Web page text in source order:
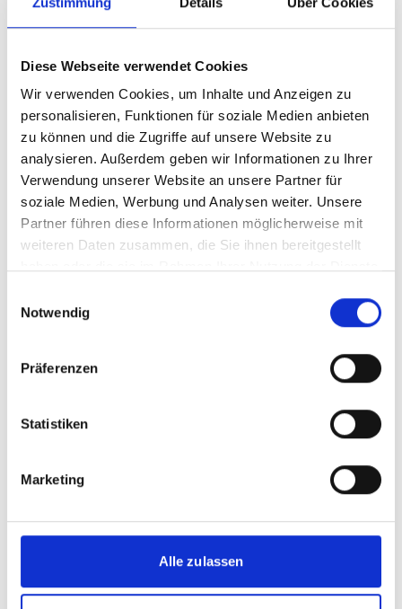
Diese Webseite verwendet Cookies
Wir verwenden Cookies, um Inhalte und Anzeigen zu
personalisieren, Funktionen für soziale Medien anbieten
zu können und die Zugriffe auf unsere Website zu
analysieren. Außerdem geben wir Informationen zu Ihrer
Verwendung unserer Website an unsere Partner für
soziale Medien, Werbung und Analysen weiter. Unsere
Partner führen diese Informationen möglicherweise mit
weiteren Daten zusammen, die Sie ihnen bereitgestellt
Notwendig
Präferenzen
Statistiken
Marketing
Alle zulassen
Naturschutzes, zur Wahrung von Rechten und zur
Förderung einer gerechten Governance durch die
Umsetzung kooperativer Strategien zur
Anerkennung und Unterstützung überlappender
ICCAs.
Zu den Fotostories über die Arbeit von ICCA-GSI
im Zusammenhang mit den internationalen Tagen
der Vereinten Nationen gehörten
Amazon‘ zum Internationalen Tag der
indigenen Völker der Welt (August 2024);
(ii) ‚Almonds and Joy: Conservation and
Sustainable Use of Almonds in Bolivia’s
Wüstenbildung (Juni 2024);
traditional knowledge and promoting
ecosystem-based solutions in North-East
India‘ zum Thema Ständiges Forum der
(April 2025); und
(iv) ‚Shaping the Future: Reviving Traditional